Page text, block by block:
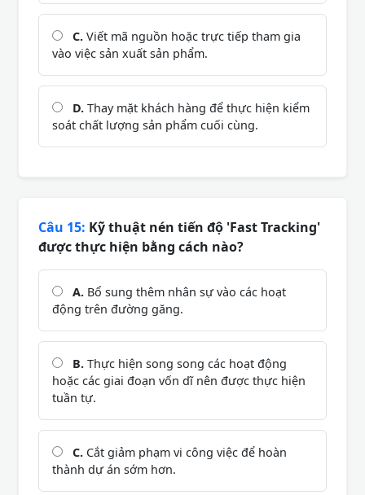
C. Viết mã nguồn hoặc trực tiếp tham gia
vào việc sản xuất sản phẩm.
D. Thay mặt khách hàng để thực hiện kiểm
soát chất lượng sản phẩm cuối cùng.
Câu 15: Kỹ thuật nén tiến độ 'Fast Tracking'
được thực hiện bằng cách nào?
A. Bổ sung thêm nhân sự vào các hoạt
động trên đường găng.
B. Thực hiện song song các hoạt động
hoặc các giai đoạn vốn dĩ nên được thực hiện
tuần tự.
C. Cắt giảm phạm vi công việc để hoàn
thành dự án sớm hơn.